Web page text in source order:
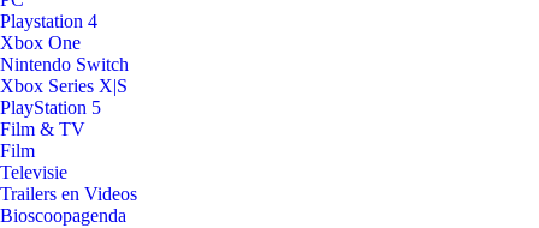
Playstation 4
Xbox One
Nintendo Switch
Xbox Series X|S
PlayStation 5
Film & TV
Film
Televisie
Trailers en Videos
Bioscoopagenda